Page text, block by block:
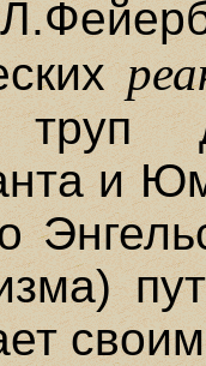
труп
и